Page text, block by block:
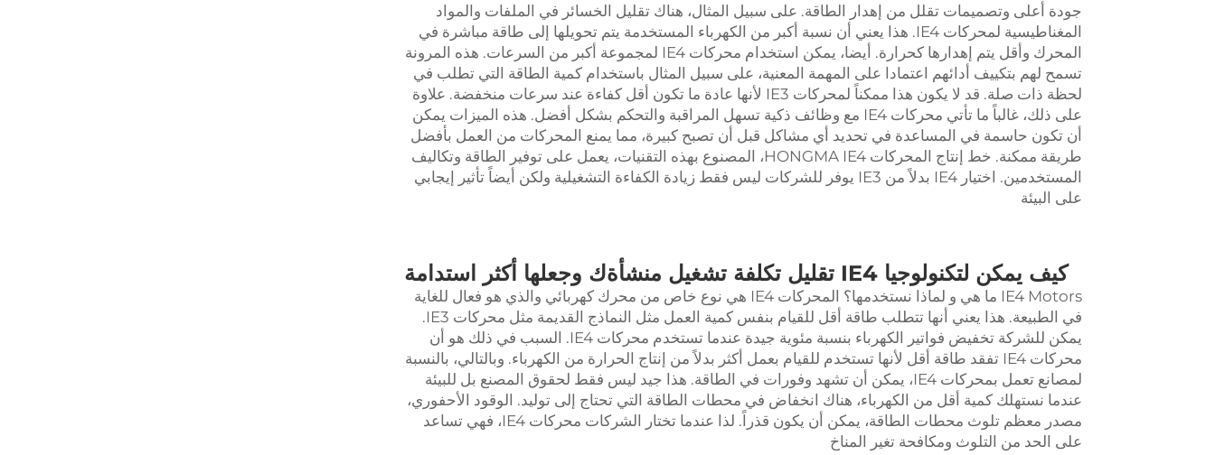
جودة أعلى وتصميمات تقلل من إهدار الطاقة. على سبيل المثال، هناك تقليل الخسائر في الملفات والمواد
المغناطيسية لمحركات IE4. هذا يعني أن نسبة أكبر من الكهرباء المستخدمة يتم تحويلها إلى طاقة مباشرة في
المحرك وأقل يتم إهدارها كحرارة. أيضا، يمكن استخدام محركات IE4 لمجموعة أكبر من السرعات. هذه المرونة
تسمح لهم بتكييف أدائهم اعتمادا على المهمة المعنية، على سبيل المثال باستخدام كمية الطاقة التي تطلب في
لحظة ذات صلة. قد لا يكون هذا ممكناً لمحركات IE3 لأنها عادة ما تكون أقل كفاءة عند سرعات منخفضة. علاوة
على ذلك، غالباً ما تأتي محركات IE4 مع وظائف ذكية تسهل المراقبة والتحكم بشكل أفضل. هذه الميزات يمكن
أن تكون حاسمة في المساعدة في تحديد أي مشاكل قبل أن تصبح كبيرة، مما يمنع المحركات من العمل بأفضل
طريقة ممكنة. خط إنتاج المحركات HONGMA IE4، المصنوع بهذه التقنيات، يعمل على توفير الطاقة وتكاليف
المستخدمين. اختيار IE4 بدلاً من IE3 يوفر للشركات ليس فقط زيادة الكفاءة التشغيلية ولكن أيضاً تأثير إيجابي
على البيئة
كيف يمكن لتكنولوجيا IE4 تقليل تكلفة تشغيل منشأةك وجعلها أكثر استدامة
IE4 Motors ما هي و لماذا نستخدمها؟ المحركات IE4 هي نوع خاص من محرك كهربائي والذي هو فعال للغاية
في الطبيعة. هذا يعني أنها تتطلب طاقة أقل للقيام بنفس كمية العمل مثل النماذج القديمة مثل محركات IE3.
يمكن للشركة تخفيض فواتير الكهرباء بنسبة مئوية جيدة عندما تستخدم محركات IE4. السبب في ذلك هو أن
محركات IE4 تفقد طاقة أقل لأنها تستخدم للقيام بعمل أكثر بدلاً من إنتاج الحرارة من الكهرباء. وبالتالي، بالنسبة
لمصانع تعمل بمحركات IE4، يمكن أن تشهد وفورات في الطاقة. هذا جيد ليس فقط لحقوق المصنع بل للبيئة
عندما نستهلك كمية أقل من الكهرباء، هناك انخفاض في محطات الطاقة التي تحتاج إلى توليد. الوقود الأحفوري،
مصدر معظم تلوث محطات الطاقة، يمكن أن يكون قذراً. لذا عندما تختار الشركات محركات IE4، فهي تساعد
على الحد من التلوث ومكافحة تغير المناخ